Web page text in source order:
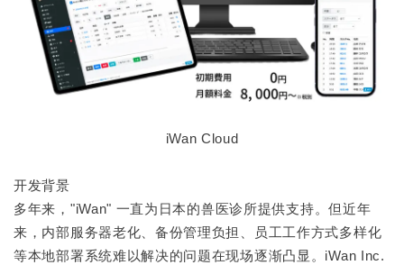
iWan Cloud
开发背景
多年来，"iWan" 一直为日本的兽医诊所提供支持。但近年
来，内部服务器老化、备份管理负担、员工工作方式多样化
等本地部署系统难以解决的问题在现场逐渐凸显。iWan Inc.